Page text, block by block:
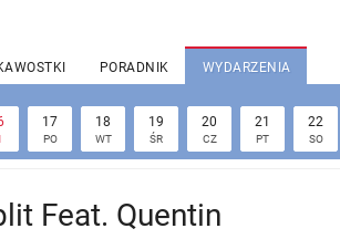
PORADNIK WYDARZENIA
17
PO
18
WT
19
ŚR
20
CZ
21
PT
22
SO
Feat. Quentin